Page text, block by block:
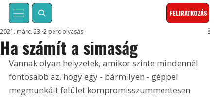
FELIRATKOZÁS
Ha számít a simaság
2021. márc. 23. 2 perc olvasás
Vannak olyan helyzetek, amikor szinte mindennél
fontosabb az, hogy egy - bármilyen - géppel
megmunkált felület kompromisszummentesen